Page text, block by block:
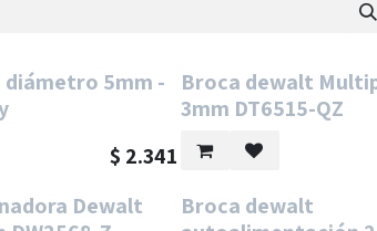
diámetro 5mm -
$ 2.341
Broca dewalt
3mm DT6515-QZ
Dewalt
Broca dewalt